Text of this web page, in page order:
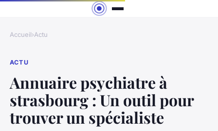
Accueil›Actu
ACTU
Annuaire psychiatre à
strasbourg : Un outil pour
trouver un spécialiste